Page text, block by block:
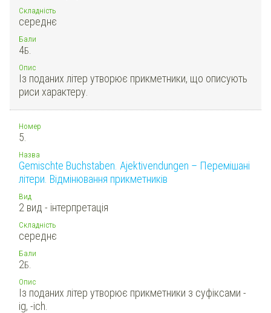
Складність
середнє
Бали
4Б.
Опис
Із поданих літер утворює прикметники, що описують
риси характеру.
Номер
5.
Назва
Gemischte Buchstaben. Ajektivendungen – Перемішані
літери. Відмінювання прикметників
Вид
2 вид - інтерпретація
Складність
середнє
Бали
2Б.
Опис
Із поданих літер утворює прикметники з суфіксами -
ig, -ich.